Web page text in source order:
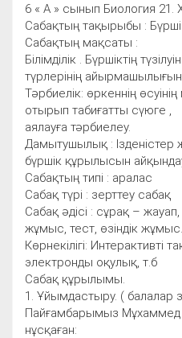
6 « А » сынып Биология 21.
Сабақтың тақырыбы :
Сабақтың мақсаты :
Білімділік . Бүршіктің
түрлерінің
Тәрбиелік: өркеннің
отырып табиғатты сүюге ,
аялауға тәрбиелеу.
Дамытушылық :
бүршік құрылысын
Сабақтың типі : аралас
Сабақ түрі : зерттеу сабақ
Сабақ әдісі : сұрақ –
жұмыс, тест, өзіндік жұмыс.
Көрнекілігі: Интерактивті
электронды оқулық, т.б
Сабақ құрылымы.
1. Ұйымдастыру. ( балалар
Пайғамбарымыз Мұхаммед
нұсқаған: